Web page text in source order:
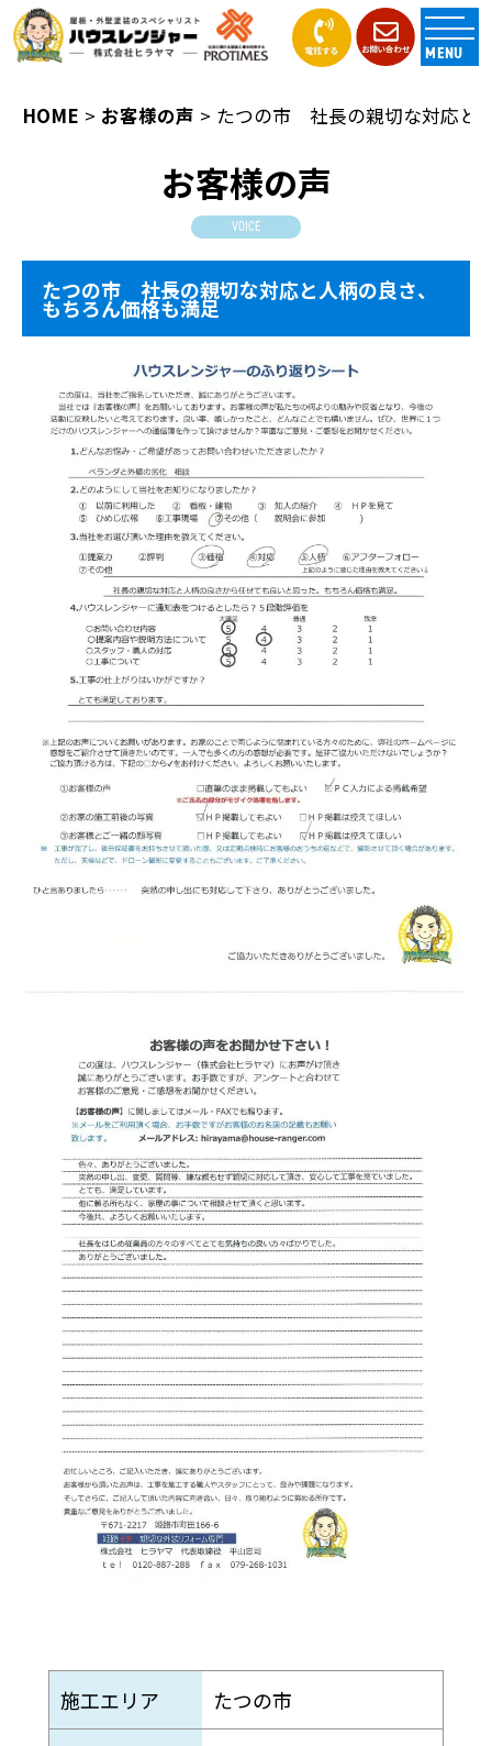
MENU
HOME お客様の声 たつの市 社長の親切な対応と
お客様の声
VOICE
たつの市 社長の親切な対応と人柄の良さ、
もちろん価格も満足
施工エリア たつの市